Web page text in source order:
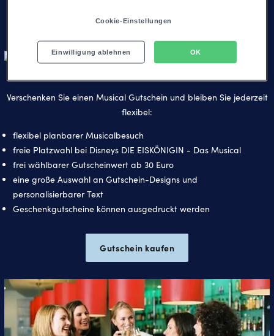
Verschenken Sie einen Musical Gutschein und bleiben Sie jederzeit
flexibel:
flexibel planbarer Musicalbesuch
freie Platzwahl bei Disneys DIE EISKÖNIGIN - Das Musical
frei wählbarer Gutscheinwert ab 30 Euro
eine große Auswahl an Gutschein-Designs und
personalisierbarer Text
Geschenkgutscheine können ausgedruckt werden
Gutschein kaufen
Cookie-Einstellungen
Einwilligung ablehnen OK